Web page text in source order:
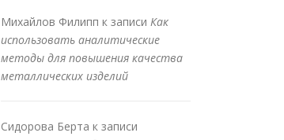
Михайлов Филипп к записи Как
использовать аналитические
методы для повышения качества
металлических изделий
Сидорова Берта к записи